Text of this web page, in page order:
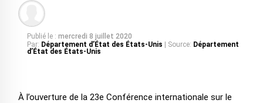
Publié le : mercredi 8 juillet 2020
Par: Département d’État des États-Unis | Source: Département
d’État des États-Unis
À l’ouverture de la 23e Conférence internationale sur le